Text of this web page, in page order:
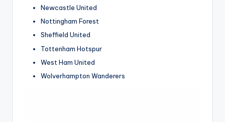
Newcastle United
Nottingham Forest
Sheffield United
Tottenham Hotspur
West Ham United
Wolverhampton Wanderers